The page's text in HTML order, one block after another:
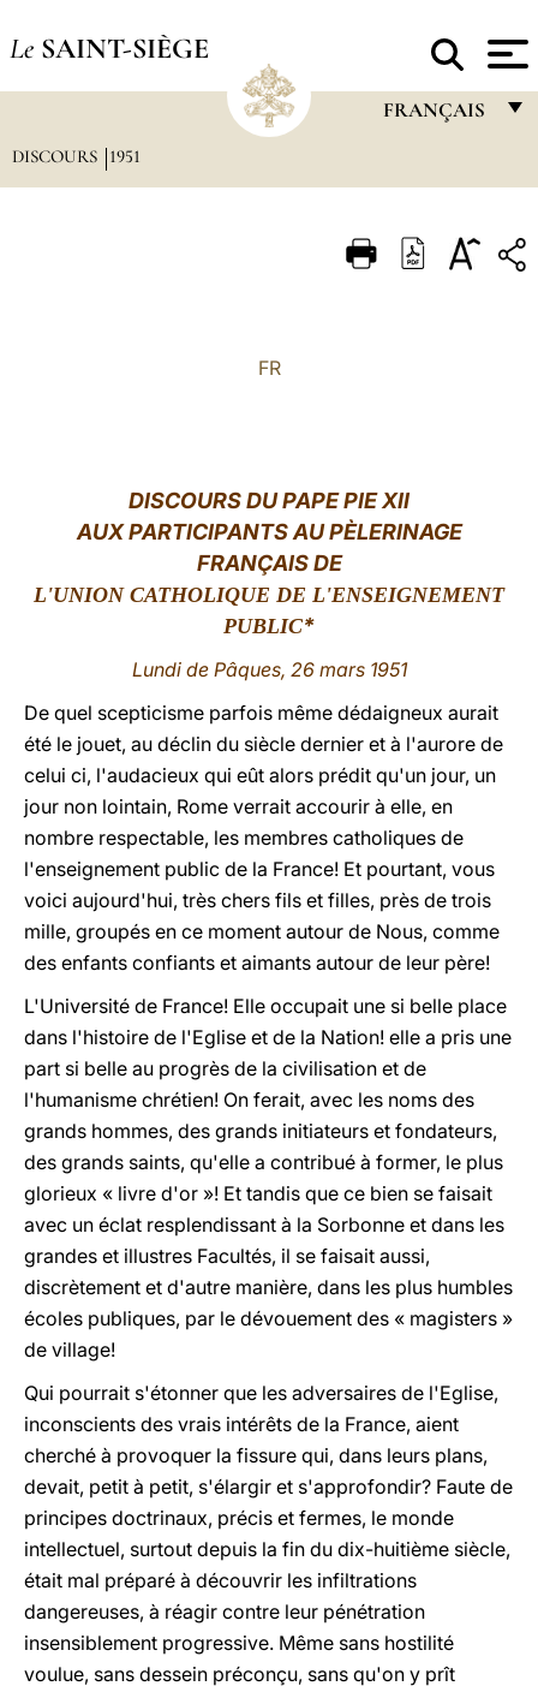
Le SAINT-SIÈGE
FRANÇAIS
ITALIANO
中文
DISCOURS 1951
FR
DISCOURS DU PAPE PIE XII
AUX PARTICIPANTS AU PÈLERINAGE
FRANÇAIS DE
L'UNION CATHOLIQUE DE L'ENSEIGNEMENT
PUBLIC*
Lundi de Pâques, 26 mars 1951
De quel scepticisme parfois même dédaigneux aurait
été le jouet, au déclin du siècle dernier et à l'aurore de
celui ci, l'audacieux qui eût alors prédit qu'un jour, un
jour non lointain, Rome verrait accourir à elle, en
nombre respectable, les membres catholiques de
l'enseignement public de la France! Et pourtant, vous
voici aujourd'hui, très chers fils et filles, près de trois
mille, groupés en ce moment autour de Nous, comme
des enfants confiants et aimants autour de leur père!
L'Université de France! Elle occupait une si belle place
dans l'histoire de l'Eglise et de la Nation! elle a pris une
part si belle au progrès de la civilisation et de
l'humanisme chrétien! On ferait, avec les noms des
grands hommes, des grands initiateurs et fondateurs,
des grands saints, qu'elle a contribué à former, le plus
glorieux « livre d'or »! Et tandis que ce bien se faisait
avec un éclat resplendissant à la Sorbonne et dans les
grandes et illustres Facultés, il se faisait aussi,
discrètement et d'autre manière, dans les plus humbles
écoles publiques, par le dévouement des « magisters »
de village!
Qui pourrait s'étonner que les adversaires de l'Eglise,
inconscients des vrais intérêts de la France, aient
cherché à provoquer la fissure qui, dans leurs plans,
devait, petit à petit, s'élargir et s'approfondir? Faute de
principes doctrinaux, précis et fermes, le monde
intellectuel, surtout depuis la fin du dix-huitième siècle,
était mal préparé à découvrir les infiltrations
dangereuses, à réagir contre leur pénétration
insensiblement progressive. Même sans hostilité
voulue, sans dessein préconçu, sans qu'on y prît